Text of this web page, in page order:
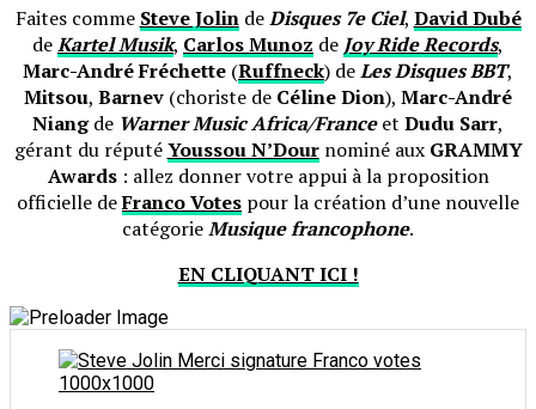
Faites comme Steve JolindeDisques 7e Ciel, David Dubé
deKartel Musik, Carlos Munoz de Joy Ride Records,
Marc-André Fréchette (Ruffneck) deLes Disques BBT,
Mitsou, Barnev (choriste de Céline Dion), Marc-André
Niangde Warner Music Africa/Franceet Dudu Sarr,
gérant du réputéYoussou N’Dournominé aux GRAMMY
Awards: allez donner votre appui à la proposition
officielle deFranco Votes pour la création d’une nouvelle
catégorieMusique francophone.
EN CLIQUANT ICI !